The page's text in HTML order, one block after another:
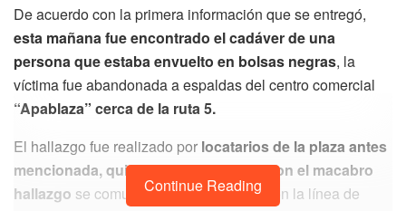
De acuerdo con la primera información que se entregó,
esta mañana fue encontrado el cadáver de una
persona que estaba envuelto en bolsas negras, la
víctima fue abandonada a espaldas del centro comercial
“Apablaza” cerca de la ruta 5.
El hallazgo fue realizado por locatarios de la plaza antes
mencionada, quienes al encontrarse con el macabro
hallazgo se comunicaron rápidamente con la línea de
Continue Reading